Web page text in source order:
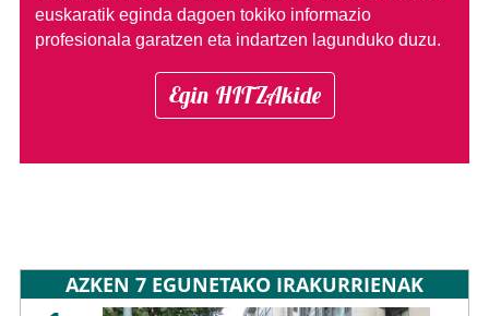
euskaratik eginda dagoen tokiko informazio
profesionala garatzen eta indartzen lagunduko duzu.
Egin HITZAkide
AZKEN 7 EGUNETAKO IRAKURRIENAK